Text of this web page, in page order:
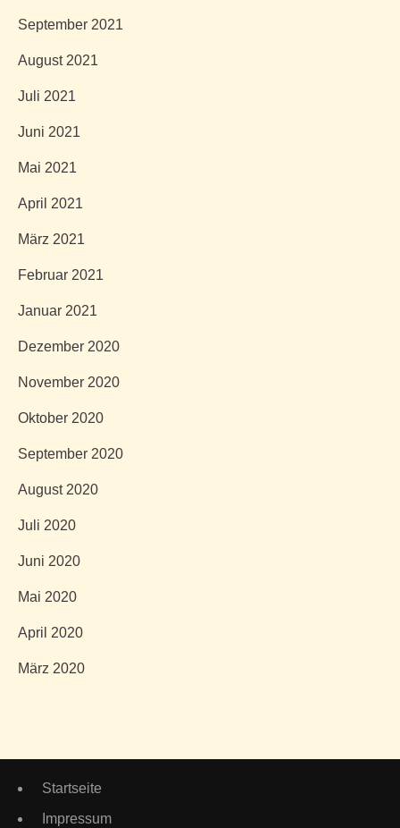
September 2021
August 2021
Juli 2021
Juni 2021
Mai 2021
April 2021
März 2021
Februar 2021
Januar 2021
Dezember 2020
November 2020
Oktober 2020
September 2020
August 2020
Juli 2020
Juni 2020
Mai 2020
April 2020
März 2020
Startseite
Impressum